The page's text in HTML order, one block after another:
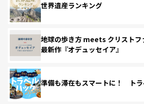
世界遺産ランキング
地球の歩き方 meets クリストフ
最新作『オデュッセイア』
準備も滞在もスマートに！ ト